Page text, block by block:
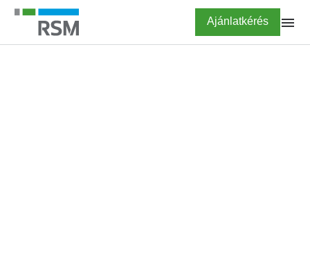
Ugrás
tartalomra
Highlighted
Ajánlatkérés